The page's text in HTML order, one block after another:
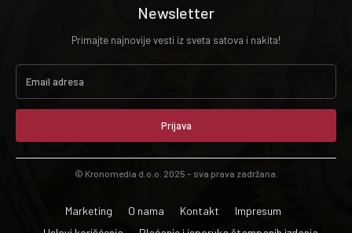
Newsletter
Primajte najnovije vesti iz sveta satova i nakita!
Prijava
© Kronomedia d.o.o. 2025 – sva prava zadržana.
Marketing O nama Kontakt
Impresum